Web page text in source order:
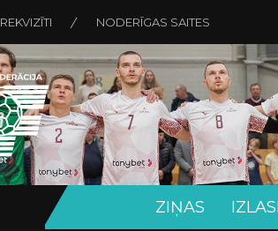
REKVIZĪTI NODERĪGAS SAITES
ZIŅAS